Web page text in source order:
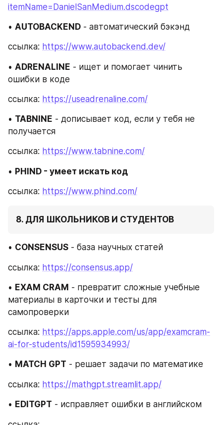
itemName=DanielSanMedium.dscodegpt
• AUTOBACKEND - автоматический бэкэнд
ссылка: https://www.autobackend.dev/
• ADRENALINE - ищет и помогает чинить
ошибки в коде
ссылка: https://useadrenaline.com/
• TABNINE - дописывает код, если у тебя не
получается
ссылка: https://www.tabnine.com/
• PHIND - умеет искать код
ссылка: https://www.phind.com/
8. ДЛЯ ШКОЛЬНИКОВ И СТУДЕНТОВ
• CONSENSUS - база научных статей
ссылка: https://consensus.app/
• EXAM CRAM - превратит сложные учебные
материалы в карточки и тесты для
самопроверки
ссылка: https://apps.apple.com/us/app/examcram-
ai-for-students/id1595934993/
• MATCH GPT - решает задачи по математике
ссылка: https://mathgpt.streamlit.app/
• EDITGPT - исправляет ошибки в английском